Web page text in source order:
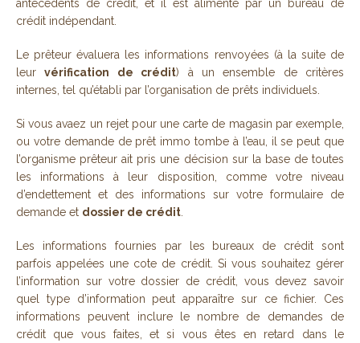
antécédents de crédit, et il est alimenté par un bureau de
crédit indépendant.
Le prêteur évaluera les informations renvoyées (à la suite de
leurvérification de crédit) à un ensemble de critères
internes, tel qu’établi par l’organisation de prêts individuels.
Si vous avaez un rejet pour une carte de magasin par exemple,
ou votre demande de prêt immo tombe à l’eau, il se peut que
l’organisme prêteur ait pris une décision sur la base de toutes
les informations à leur disposition, comme votre niveau
d’endettement et des informations sur votre formulaire de
demande et dossier de crédit
Les informations fournies par les bureaux de crédit sont
parfois appelées une cote de crédit. Si vous souhaitez gérer
l’information sur votre dossier de crédit, vous devez savoir
quel type d’information peut apparaître sur ce fichier. Ces
informations peuvent inclure le nombre de demandes de
crédit que vous faites, et si vous êtes en retard dans le